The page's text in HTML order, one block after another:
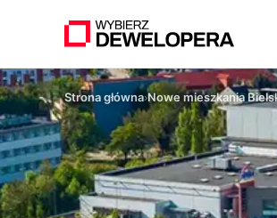
Strona główna›Nowe mieszkania